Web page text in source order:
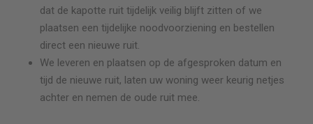
dat de kapotte ruit tijdelijk veilig blijft zitten of we
plaatsen een tijdelijke noodvoorziening en bestellen
direct een nieuwe ruit.
We leveren en plaatsen op de afgesproken datum en
tijd de nieuwe ruit, laten uw woning weer keurig netjes
achter en nemen de oude ruit mee.